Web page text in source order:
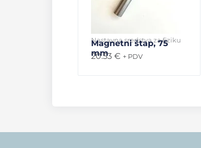
Nastavna sredstva za fiziku
Magnetni štap, 75
mm
20.53 € + PDV